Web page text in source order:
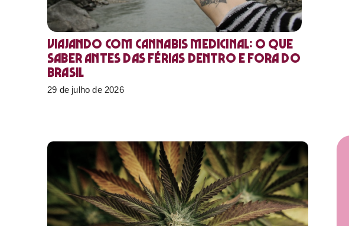
Viajando com cannabis medicinal: o que
saber antes das férias dentro e fora do
Brasil
29 de julho de 2026